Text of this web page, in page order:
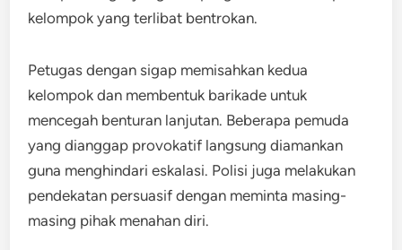
kelompok yang terlibat bentrokan.
Petugas dengan sigap memisahkan kedua
kelompok dan membentuk barikade untuk
mencegah benturan lanjutan. Beberapa pemuda
yang dianggap provokatif langsung diamankan
guna menghindari eskalasi. Polisi juga melakukan
pendekatan persuasif dengan meminta masing-
masing pihak menahan diri.